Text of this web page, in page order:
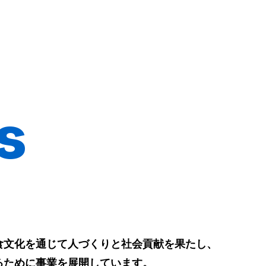
化を通じて人づくりと社会貢献を果たし、
めに事業を展開しています。